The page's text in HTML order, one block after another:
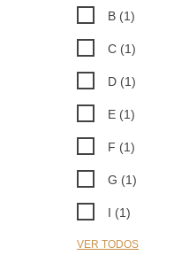
B (1)
C (1)
D (1)
E (1)
F (1)
G (1)
I (1)
VER TODOS